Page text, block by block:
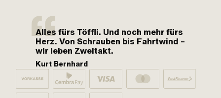
Alles fürs Töffli. Und noch mehr fürs
Herz. Von Schrauben bis Fahrtwind –
wir leben Zweitakt.
Kurt Bernhard